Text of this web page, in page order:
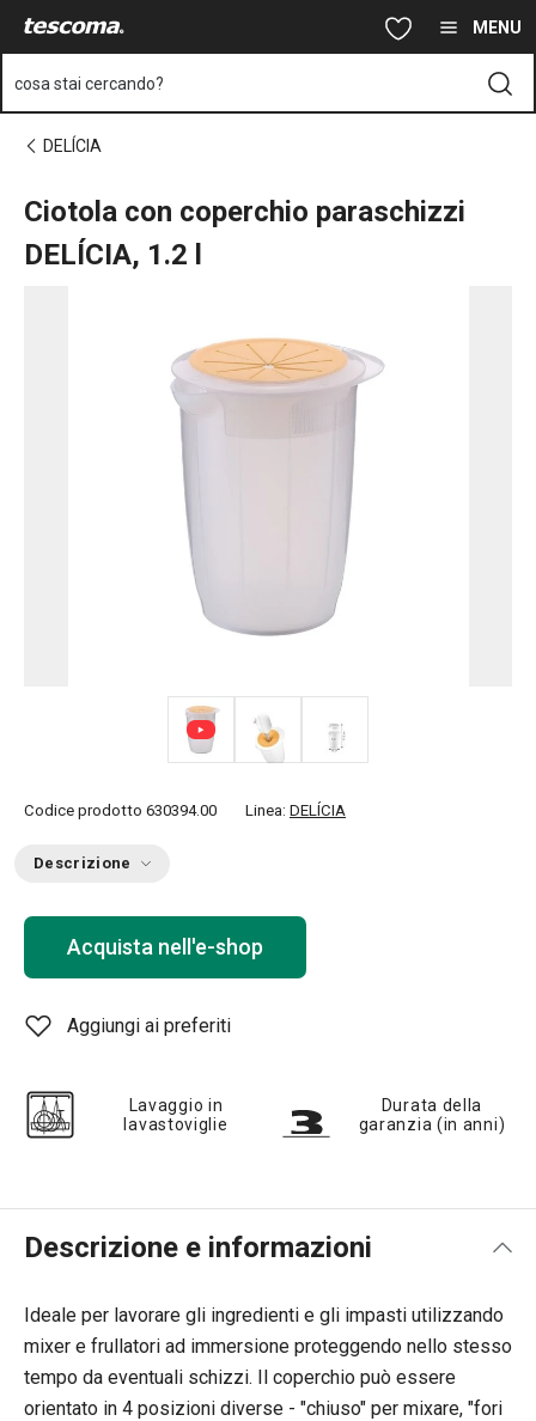
Vai al contenuto principale MENU
cosa stai cercando?
DELÍCIA
Ciotola con coperchio paraschizzi
DELÍCIA, 1.2 l
Codice prodotto 630394.00 Linea: DELÍCIA
Descrizione
Acquista nell'e-shop
Aggiungi ai preferiti
Lavaggio in
lavastoviglie
Durata della
garanzia (in anni)
Descrizione e informazioni
Ideale per lavorare gli ingredienti e gli impasti utilizzando
mixer e frullatori ad immersione proteggendo nello stesso
tempo da eventuali schizzi. Il coperchio può essere
orientato in 4 posizioni diverse - "chiuso" per mixare, "fori